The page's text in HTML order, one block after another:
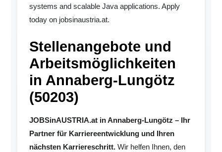
systems and scalable Java applications. Apply
today on jobsinaustria.at.
Stellenangebote und
Arbeitsmöglichkeiten
in Annaberg-Lungötz
(50203)
JOBSinAUSTRIA.at in Annaberg-Lungötz – Ihr
Partner für Karriereentwicklung und Ihren
nächsten Karriereschritt. Wir helfen Ihnen, den